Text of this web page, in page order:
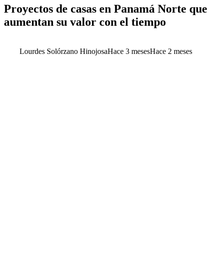
Proyectos de casas en Panamá Norte que
aumentan su valor con el tiempo
Lourdes Solórzano HinojosaHace 3 mesesHace 2 meses